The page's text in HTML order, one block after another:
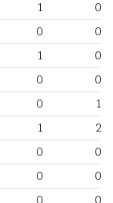
1
0
0
0
1
0
0
0
0
1
1
2
0
0
0
0
0
0